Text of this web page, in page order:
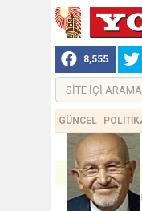
8,555
GÜNCEL